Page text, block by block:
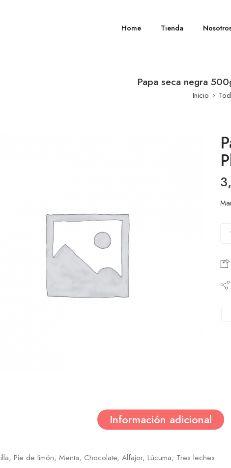
Home Tienda
Papa seca negra
Inicio
Información adicional
Pie de limón, Menta, Chocolate, Alfajor, Lúcuma, Tres leches